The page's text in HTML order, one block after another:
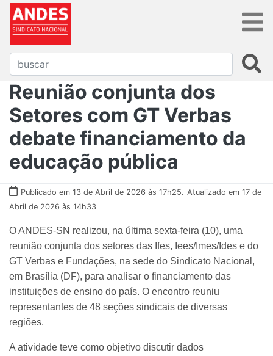
Reunião conjunta dos
Setores com GT Verbas
debate financiamento da
educação pública
Publicado em 13 de Abril de 2026 às 17h25. Atualizado em 17 de
Abril de 2026 às 14h33
O ANDES-SN realizou, na última sexta-feira (10), uma
reunião conjunta dos setores das Ifes, Iees/Imes/Ides e do
GT Verbas e Fundações, na sede do Sindicato Nacional,
em Brasília (DF), para analisar o financiamento das
instituições de ensino do país. O encontro reuniu
representantes de 48 seções sindicais de diversas
regiões.
A atividade teve como objetivo discutir dados